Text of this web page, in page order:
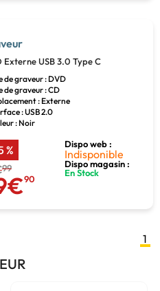
Externe USB 3.0 Type C
de graveur : DVD
de graveur : CD
: Externe
: USB 2.0
: Noir
%
99
90
Dispo web :
Indisponible
Dispo magasin :
En Stock
1